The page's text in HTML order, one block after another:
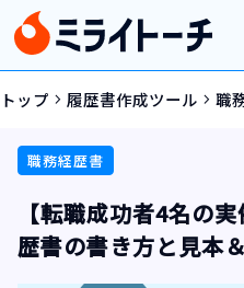
トップ navigate_next 履歴書作成ツール navigate_next 職
職務経歴書
【転職成功者4名の
歴書の書き方と見本